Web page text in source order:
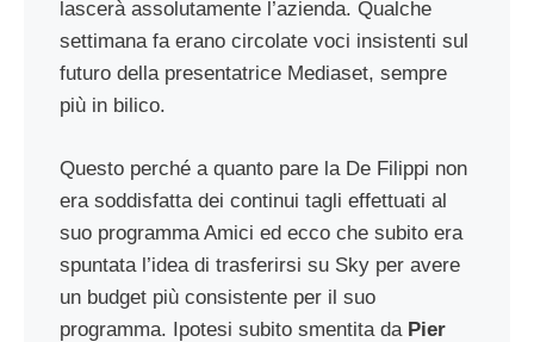
lascerà assolutamente l’azienda. Qualche
settimana fa erano circolate voci insistenti sul
futuro della presentatrice Mediaset, sempre
più in bilico.
Questo perché a quanto pare la De Filippi non
era soddisfatta dei continui tagli effettuati al
suo programma Amici ed ecco che subito era
spuntata l’idea di trasferirsi su Sky per avere
un budget più consistente per il suo
programma. Ipotesi subito smentita da Pier